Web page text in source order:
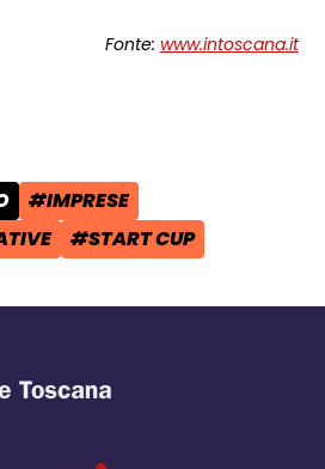
Fonte: www.intoscana.it
Facebook - apre
su X - apre una
il link e condividi -
POST:
TAG:
#IMPRESE
TAG:
#START CUP